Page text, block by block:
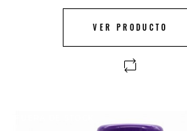
VER PRODUCTO